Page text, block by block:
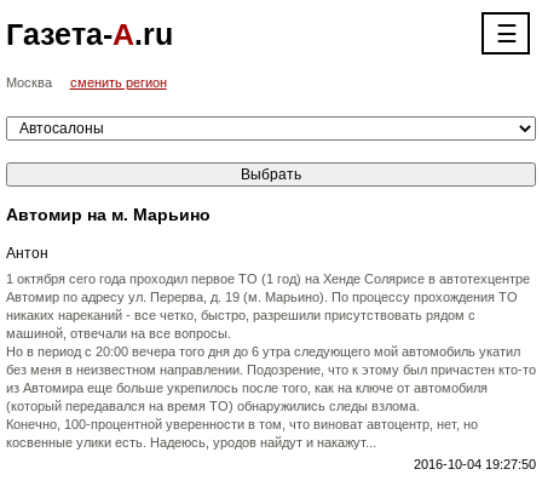
Газета-А.ru ☰
Москва сменить регион
Автомир на м. Марьино
Антон
1 октября сего года проходил первое ТО (1 год) на Хенде Солярисе в автотехцентре
Автомир по адресу ул. Перерва, д. 19 (м. Марьино). По процессу прохождения ТО
никаких нареканий - все четко, быстро, разрешили присутствовать рядом с
машиной, отвечали на все вопросы.
Но в период с 20:00 вечера того дня до 6 утра следующего мой автомобиль укатил
без меня в неизвестном направлении. Подозрение, что к этому был причастен кто-то
из Автомира еще больше укрепилось после того, как на ключе от автомобиля
(который передавался на время ТО) обнаружились следы взлома.
Конечно, 100-процентной уверенности в том, что виноват автоцентр, нет, но
косвенные улики есть. Надеюсь, уродов найдут и накажут...
2016-10-04 19:27:50